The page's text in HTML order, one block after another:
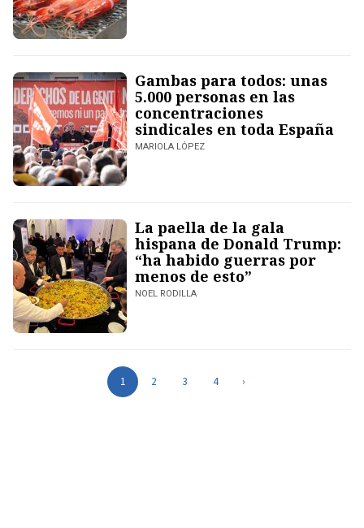
Gambas para todos: unas
5.000 personas en las
concentraciones
sindicales en toda España
MARIOLA LÓPEZ
La paella de la gala
hispana de Donald Trump:
“ha habido guerras por
menos de esto”
NOEL RODILLA
1 2 3 4 ›